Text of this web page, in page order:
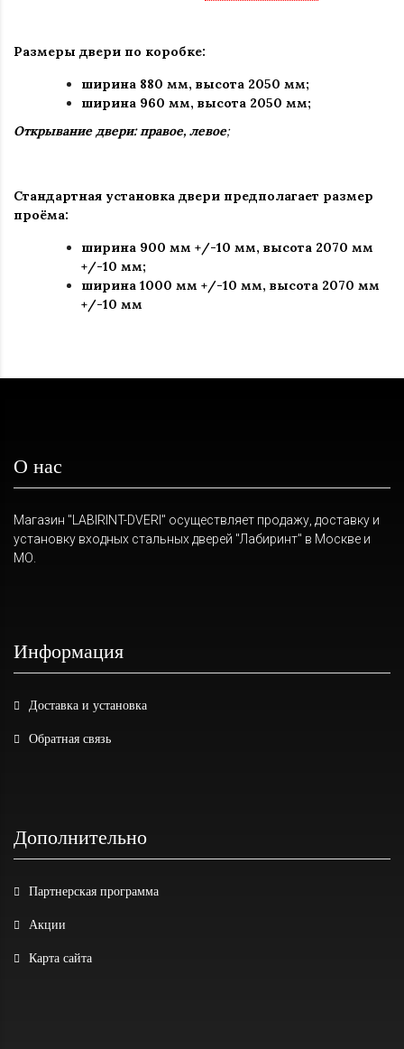
Размеры двери по коробке:
ширина 880 мм, высота 2050 мм;
ширина 960 мм, высота 2050 мм;
Открывание двери: правое, левое;
Стандартная установка двери предполагает размер
проёма:
ширина 900 мм +/-10 мм, высота 2070 мм
+/-10 мм;
ширина 1000 мм +/-10 мм, высота 2070 мм
+/-10 мм
О нас
Магазин "LABIRINT-DVERI" осуществляет продажу, доставку и
установку входных стальных дверей "Лабиринт" в Москве и
МО.
Информация
Доставка и установка
Обратная связь
Дополнительно
Партнерская программа
Акции
Карта сайта